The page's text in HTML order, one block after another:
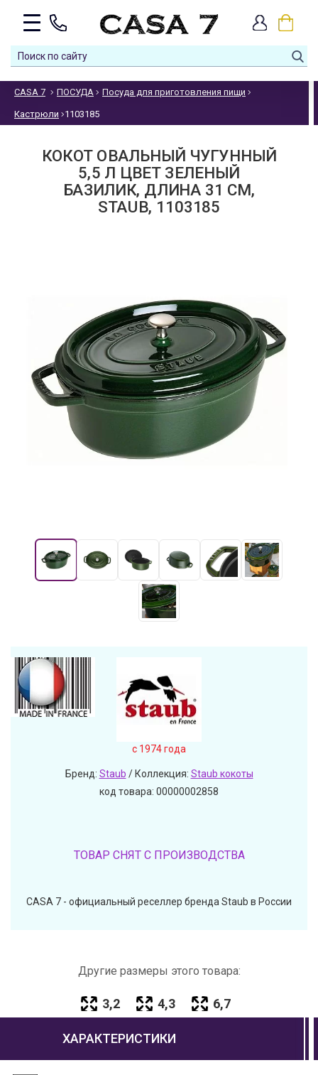
CASA 7 ПОСУДА Посуда для приготовления пищи
Кастрюли 1103185
КОКОТ ОВАЛЬНЫЙ ЧУГУННЫЙ
5,5 Л ЦВЕТ ЗЕЛЕНЫЙ
БАЗИЛИК, ДЛИНА 31 СМ,
STAUB, 1103185
c 1974 года
Бренд: Staub / Коллекция: Staub кокоты
код товара: 00000002858
ТОВАР СНЯТ С ПРОИЗВОДСТВА
CASA 7 - официальный реселлер бренда Staub в России
Другие размеры этого товара:
3,2 4,3 6,7
ХАРАКТЕРИСТИКИ